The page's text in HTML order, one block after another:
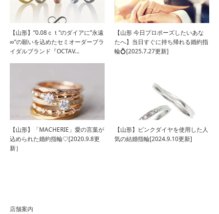
【山形】”0.08ｃｔ”のダイアに”永遠
∞”の願いを込めたセミオーダーブラ
イダルブランド『OCTAV…
【山形 今日プロポーズしたいあな
たへ】当日すぐに持ち帰れる婚約指
輪💍[2025.7.27更新]
【山形】「MACHERIE」愛の言葉が
込められた婚約指輪♡[2020.9.8更
新］
【山形】ピンクダイヤを使用した人
気の結婚指輪[2024.9.10更新]
店舗案内